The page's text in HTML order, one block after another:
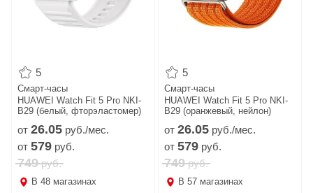
5
Смарт-часы
HUAWEI Watch Fit 5 Pro NKI-
B29 (белый, фторэластомер)
от 26.05 руб./мес.
от 579 руб.
749руб.
В 48 магазинах
5
Смарт-часы
HUAWEI Watch Fit 5 Pro NKI-
B29 (оранжевый, нейлон)
от 26.05 руб./мес.
от 579 руб.
749руб.
В 57 магазинах